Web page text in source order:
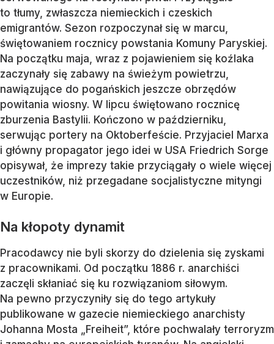
to tłumy, zwłaszcza niemieckich i czeskich
emigrantów. Sezon rozpoczynał się w marcu,
świętowaniem rocznicy powstania Komuny Paryskiej.
Na początku maja, wraz z pojawieniem się koźlaka
zaczynały się zabawy na świeżym powietrzu,
nawiązujące do pogańskich jeszcze obrzędów
powitania wiosny. W lipcu świętowano rocznicę
zburzenia Bastylii. Kończono w październiku,
serwując portery na Oktoberfeście. Przyjaciel Marxa
i główny propagator jego idei w USA Friedrich Sorge
opisywał, że imprezy takie przyciągały o wiele więcej
uczestników, niż przegadane socjalistyczne mityngi
w Europie.
Na kłopoty dynamit
Pracodawcy nie byli skorzy do dzielenia się zyskami
z pracownikami. Od początku 1886 r. anarchiści
zaczęli skłaniać się ku rozwiązaniom siłowym.
Na pewno przyczyniły się do tego artykuły
publikowane w gazecie niemieckiego anarchisty
Johanna Mosta „Freiheit”, które pochwalały terroryzm